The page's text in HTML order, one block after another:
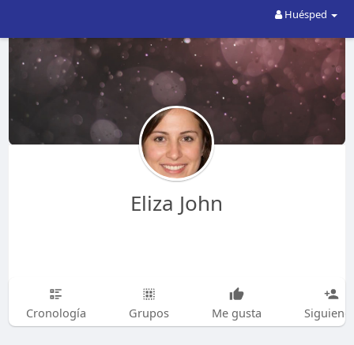
Huésped
Eliza John
Cronología Grupos Me gusta